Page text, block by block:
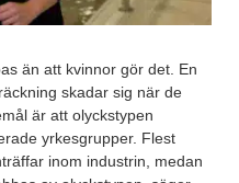
än att kvinnor gör det. En
skadar sig när de
är att olyckstypen
yrkesgrupper. Flest
inom industrin, medan